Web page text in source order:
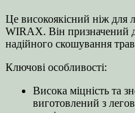
Це високоякісний ніж для
WIRAX. Він призначений
надійного скошування
Ключові особливості:
Висока міцність та
виготовлений з